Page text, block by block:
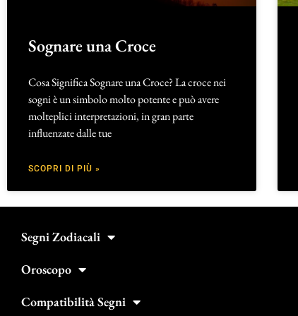
Sognare una Croce
Cosa Significa Sognare una Croce? La croce nei
sogni è un simbolo molto potente e può avere
molteplici interpretazioni, in gran parte
influenzate dalle tue
SCOPRI DI PIÙ »
Segni Zodiacali
Oroscopo
Compatibilità Segni